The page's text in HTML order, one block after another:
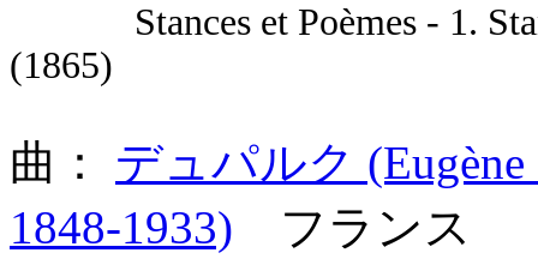
Stances et Poèmes - 1.
(1865)
曲： デュパルク (Eugène
1848-1933) フランス